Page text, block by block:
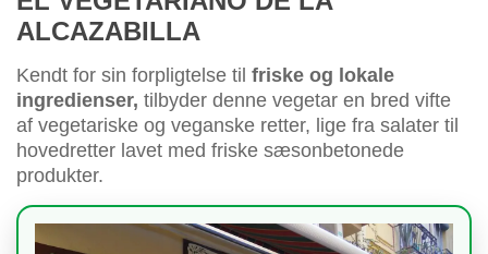
ALCAZABILLA
Kendt for sin forpligtelse til friske og lokale
ingredienser, tilbyder denne vegetar en bred vifte
af vegetariske og veganske retter, lige fra salater til
hovedretter lavet med friske sæsonbetonede
produkter.